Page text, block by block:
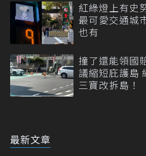
紅綠燈上有史
最可愛交通城
也有
撞了還能領國
議縮短庇護島
三寶改拆島！
最新文章